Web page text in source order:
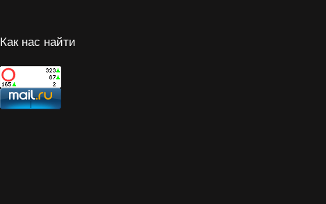
Как нас найти